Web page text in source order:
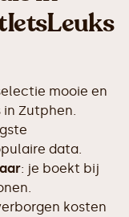
mooie en
Zutphen.
data.
: je boekt bij
kosten